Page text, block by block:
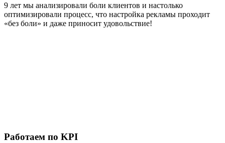
9 лет мы анализировали боли клиентов и настолько
оптимизировали процесс, что настройка рекламы проходит
«без боли» и даже приносит удовольствие!
Работаем по KPI